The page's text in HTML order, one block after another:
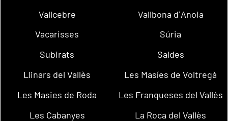
Vallcebre
Vallbona d´Anoia
Vacarisses
Súria
Subirats
Saldes
Llinars del Vallès
Les Masíes de Voltregà
Les Masies de Roda
Les Franqueses del Vallès
Les Cabanyes
La Roca del Vallès